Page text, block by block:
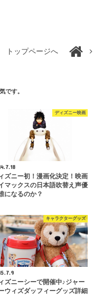
トップページへ
です。
ディズニー映画
ズニー初！漫画化決定！映画
マックスの日本語吹替え声優
になるのか？
キャラクターグッズ
ズニーシーで開催中♪ジャー
ウィズダッフィーグッズ詳細